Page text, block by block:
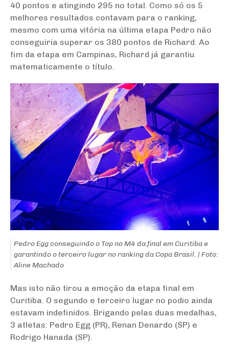
40 pontos e atingindo 295 no total. Como só os 5
melhores resultados contavam para o ranking,
mesmo com uma vitória na última etapa Pedro não
conseguiria superar os 380 pontos de Richard. Ao
fim da etapa em Campinas, Richard já garantiu
matematicamente o título.
Pedro Egg conseguindo o Top no M4 da final em Curitiba e
garantindo o terceiro lugar no ranking da Copa Brasil. | Foto:
Aline Machado
Mas isto não tirou a emoção da etapa final em
Curitiba. O segundo e terceiro lugar no podio ainda
estavam indefinidos. Brigando pelas duas medalhas,
3 atletas: Pedro Egg (PR), Renan Denardo (SP) e
Rodrigo Hanada (SP).